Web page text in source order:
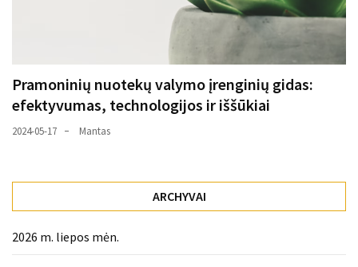
Pramoninių nuotekų valymo įrenginių gidas:
efektyvumas, technologijos ir iššūkiai
2024-05-17 Mantas
ARCHYVAI
2026 m. liepos mėn.